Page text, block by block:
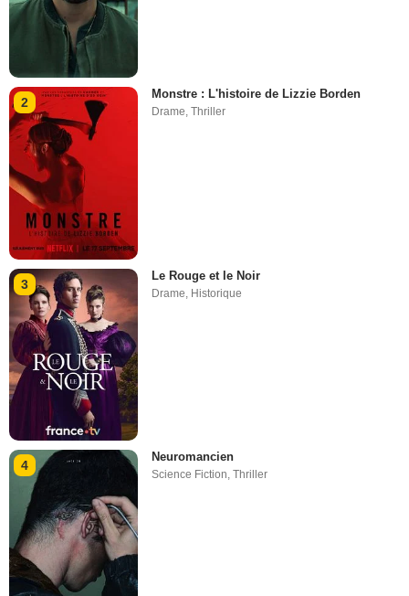
2
Monstre : L'histoire de Lizzie Borden
Drame,Thriller
3
Le Rouge et le Noir
Drame Historique
4
Neuromancien
Science Fiction,Thriller